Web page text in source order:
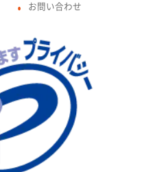
● お問い合わせ